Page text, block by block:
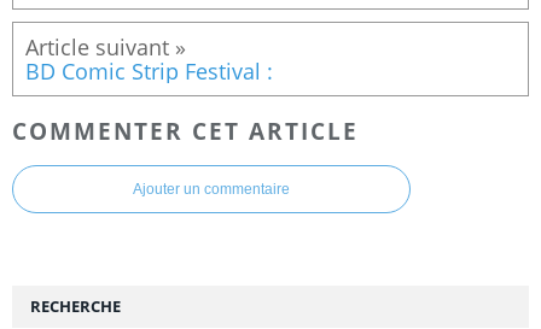
BD Comic Strip Festival :
COMMENTER CET ARTICLE
Ajouter un commentaire
RECHERCHE